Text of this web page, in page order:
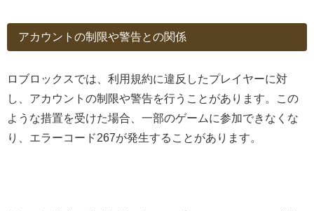
アカウントの制限や警告との関係
ロブロックスでは、利用規約に違反したプレイヤーに対
し、アカウントの制限や警告を行うことがあります。この
ような措置を受けた場合、一部のゲームに参加できなくな
り、エラーコード267が発生することがあります。